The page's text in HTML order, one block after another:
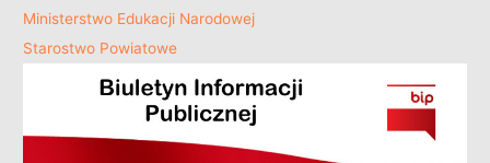
Ministerstwo Edukacji Narodowej
Starostwo Powiatowe